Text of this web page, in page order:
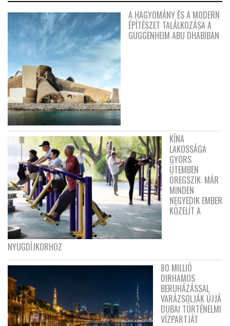
A HAGYOMÁNY ÉS A MODERN
ÉPÍTÉSZET TALÁLKOZÁSA A
GUGGENHEIM ABU DHABIBAN
KÍNA
LAKOSSÁGA
GYORS
ÜTEMBEN
ÖREGSZIK: MÁR
MINDEN
NEGYEDIK EMBER
KÖZELÍT A
NYUGDÍJKORHOZ
80 MILLIÓ
DIRHAMOS
BERUHÁZÁSSAL
VARÁZSOLJÁK ÚJJÁ
DUBAI TÖRTÉNELMI
VÍZPARTJÁT